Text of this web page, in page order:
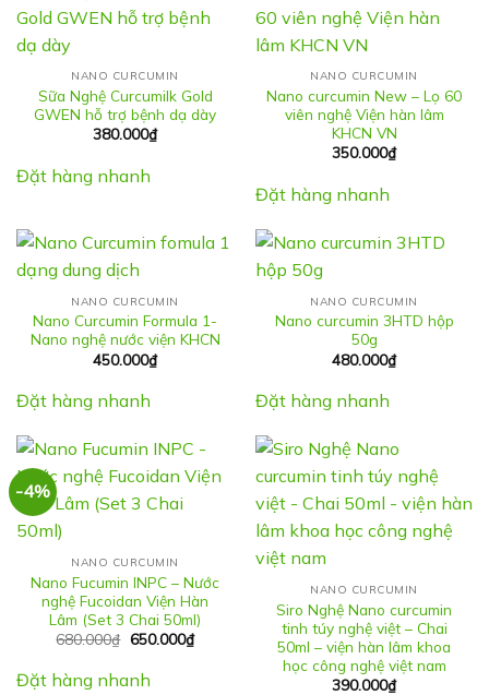
NANO CURCUMIN
Sữa Nghệ Curcumilk Gold
GWEN hỗ trợ bệnh dạ dày
380.000₫
Đặt hàng nhanh
NANO CURCUMIN
Nano curcumin New – Lọ 60
viên nghệ Viện hàn lâm
KHCN VN
350.000₫
Đặt hàng nhanh
NANO CURCUMIN
Nano Curcumin Formula 1-
Nano nghệ nước viện KHCN
450.000₫
Đặt hàng nhanh
NANO CURCUMIN
Nano curcumin 3HTD hộp
50g
480.000₫
Đặt hàng nhanh
-4%
NANO CURCUMIN
Nano Fucumin INPC – Nước
nghệ Fucoidan Viện Hàn
Lâm (Set 3 Chai 50ml)
680.000₫ Giá
680.000₫.
650.000₫Giá
hiện
Đặt hàng nhanh
NANO CURCUMIN
Siro Nghệ Nano curcumin
tinh túy nghệ việt – Chai
50ml – viện hàn lâm khoa
học công nghệ việt nam
390.000₫